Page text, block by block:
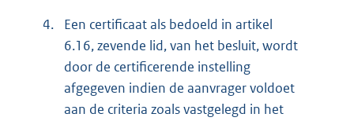
4.
Een certificaat als bedoeld in artikel
6.16, zevende lid, van het besluit, wordt
door de certificerende instelling
afgegeven indien de aanvrager voldoet
aan de criteria zoals vastgelegd in het